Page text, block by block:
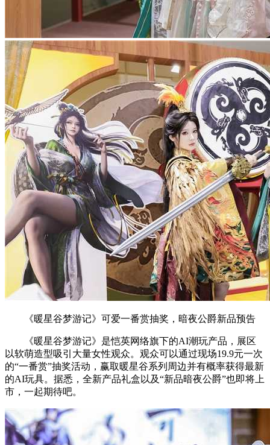
《暖星谷梦游记》可爱一番赏抽奖，暗夜公爵新品预告
《暖星谷梦游记》是恺英网络旗下的AI潮玩产品，展区
以软萌造型吸引大量女性观众。观众可以通过现场19.9元一次
的“一番赏”抽奖活动，赢取暖星谷系列周边并有概率获得最新
的AI玩具。据悉，全新产品礼盒以及“新品暗夜公爵”也即将上
市，一起期待吧。